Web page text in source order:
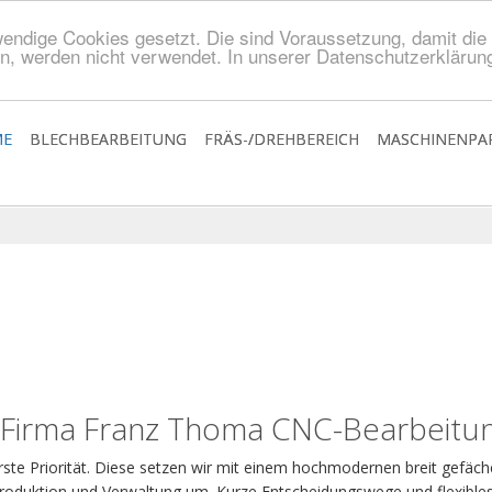
Cookies gesetzt. Die sind Voraussetzung, damit
werden nicht verwendet. In unserer
BLECHBEARBEITUNG FRÄS-/DREHBEREICH
Franz Thoma CNC-
Priorität. Diese setzen wir mit einem hochmodernen breit